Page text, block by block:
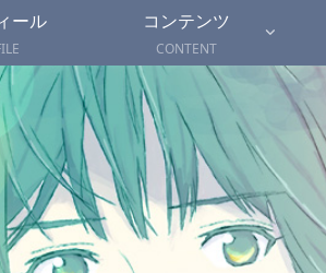
ール
コンテンツ
CONTENT